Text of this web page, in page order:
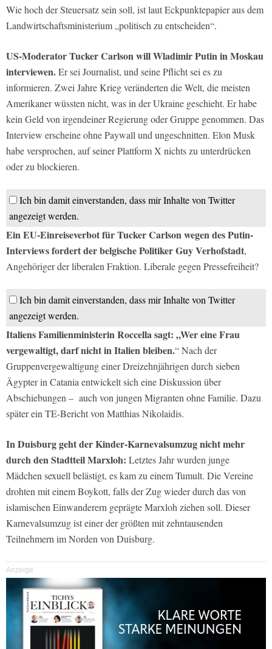
Wie hoch der Steuersatz sein soll, ist laut Eckpunktepapier aus dem
Landwirtschaftsministerium „politisch zu entscheiden“.
US-Moderator Tucker Carlson will Wladimir Putin in Moskau
interviewen.Er sei Journalist, und seine Pflicht sei es zu
informieren. Zwei Jahre Krieg veränderten die Welt, die meisten
Amerikaner wüssten nicht, was in der Ukraine geschieht. Er habe
kein Geld von irgendeiner Regierung oder Gruppe genommen. Das
Interview erscheine ohne Paywall und ungeschnitten. Elon Musk
habe versprochen, auf seiner Plattform X nichts zu unterdrücken
oder zu blockieren.
Ich bin damit einverstanden, dass mir Inhalte von Twitter
angezeigt werden.
Ein EU-Einreiseverbot für Tucker Carlson wegen des Putin-
Interviews fordert der belgische Politiker Guy Verhofstadt,
Angehöriger der liberalen Fraktion. Liberale gegen Pressefreiheit?
Ich bin damit einverstanden, dass mir Inhalte von Twitter
angezeigt werden.
Italiens Familienministerin Roccella sagt: „Wer eine Frau
vergewaltigt, darf nicht in Italien bleiben.“ Nach der
Gruppenvergewaltigung einer Dreizehnjährigen durch sieben
Ägypter in Catania entwickelt sich eine Diskussion über
Abschiebungen – auch von jungen Migranten ohne Familie. Dazu
später ein TE-Bericht von Matthias Nikolaidis.
In Duisburg geht der Kinder-Karnevalsumzug nicht mehr
durch den Stadtteil Marxloh: Letztes Jahr wurden junge
Mädchen sexuell belästigt, es kam zu einem Tumult. Die Vereine
drohten mit einem Boykott, falls der Zug wieder durch das von
islamischen Einwanderern geprägte Marxloh ziehen soll. Dieser
Karnevalsumzug ist einer der größten mit zehntausenden
Teilnehmern im Norden von Duisburg.
Anzeige